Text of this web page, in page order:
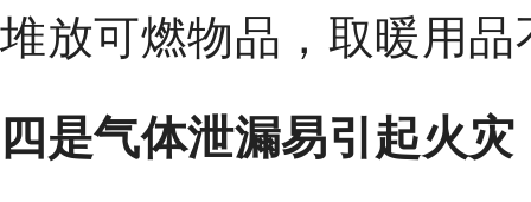
堆放可燃物品，取暖用
四是气体泄漏易引起火灾